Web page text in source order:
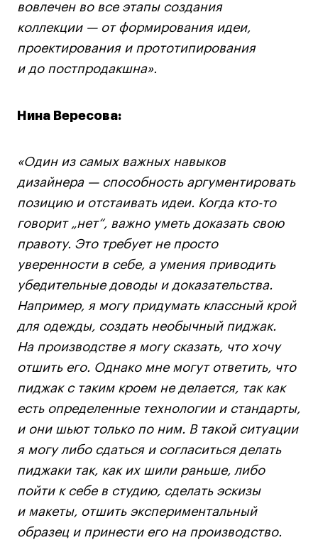
вовлечен во все этапы создания
коллекции — от формирования идеи,
проектирования и прототипирования
и до постпродакшна».
Нина Вересова:
«Один из самых важных навыков
дизайнера — способность аргументировать
позицию и отстаивать идеи. Когда кто-то
говорит „нет“, важно уметь доказать свою
правоту. Это требует не просто
уверенности в себе, а умения приводить
убедительные доводы и доказательства.
Например, я могу придумать классный крой
для одежды, создать необычный пиджак.
На производстве я могу сказать, что хочу
отшить его. Однако мне могут ответить, что
пиджак с таким кроем не делается, так как
есть определенные технологии и стандарты,
и они шьют только по ним. В такой ситуации
я могу либо сдаться и согласиться делать
пиджаки так, как их шили раньше, либо
пойти к себе в студию, сделать эскизы
и макеты, отшить экспериментальный
образец и принести его на производство.